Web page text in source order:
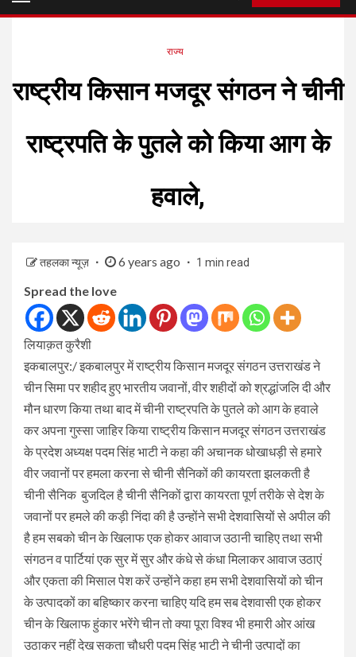
राज्य
राष्ट्रीय किसान मजदूर संगठन ने चीनी
राष्ट्रपति के पुतले को किया आग के
हवाले,
तहलका न्यूज़ 6 years ago 1 min read
Spread the love
लियाक़त कुरैशी
इकबालपुर:/ इकबालपुर में राष्ट्रीय किसान मजदूर संगठन उत्तराखंड ने
चीन सिमा पर शहीद हुए भारतीय जवानों, वीर शहीदों को श्रद्धांजलि दी और
मौन धारण किया तथा बाद में चीनी राष्ट्रपति के पुतले को आग के हवाले
कर अपना गुस्सा जाहिर किया राष्ट्रीय किसान मजदूर संगठन उत्तराखंड
के प्रदेश अध्यक्ष पदम सिंह भाटी ने कहा की अचानक धोखाधड़ी से हमारे
वीर जवानों पर हमला करना से चीनी सैनिकों की कायरता झलकती है
चीनी सैनिक बुजदिल है चीनी सैनिकों द्वारा कायरता पूर्ण तरीके से देश के
जवानों पर हमले की कड़ी निंदा की है उन्होंने सभी देशवासियों से अपील की
है हम सबको चीन के खिलाफ एक होकर आवाज उठानी चाहिए तथा सभी
संगठन व पार्टियां एक सुर में सुर और कंधे से कंधा मिलाकर आवाज उठाएं
और एकता की मिसाल पेश करें उन्होंने कहा हम सभी देशवासियों को चीन
के उत्पादकों का बहिष्कार करना चाहिए यदि हम सब देशवासी एक होकर
चीन के खिलाफ हुंकार भरेंगे चीन तो क्या पूरा विश्व भी हमारी ओर आंख
उठाकर नहीं देख सकता चौधरी पदम सिंह भाटी ने चीनी उत्पादों का